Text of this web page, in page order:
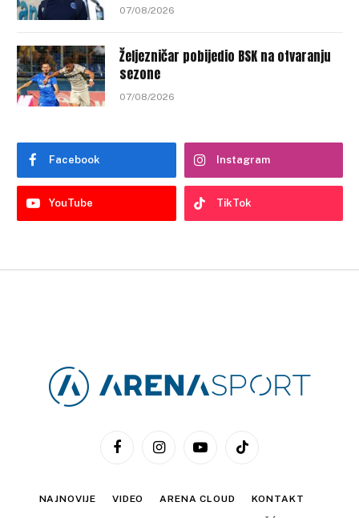
07/08/2026
Željezničar pobijedio BSK na otvaranju
sezone
07/08/2026
Facebook Instagram
YouTube TikTok
FacebookInstagramYouTubeTikTok
NAJNOVIJE VIDEO ARENA CLOUD KONTAKT